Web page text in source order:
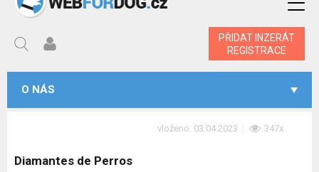
PŘIDAT INZERÁT
REGISTRACE
O NÁS
vloženo: 03.04.2023 347x
Diamantes de Perros